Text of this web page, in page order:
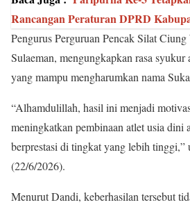
Rancangan Peraturan DPRD
Pengurus Perguruan Pencak Silat
Sulaeman, mengungkapkan rasa syukur
yang mampu mengharumkan nama
“Alhamdulillah, hasil ini menjadi
meningkatkan pembinaan atlet usia dini
berprestasi di tingkat yang lebih tinggi,”
(22/6/2026).
Menurut Dandi, keberhasilan tersebut